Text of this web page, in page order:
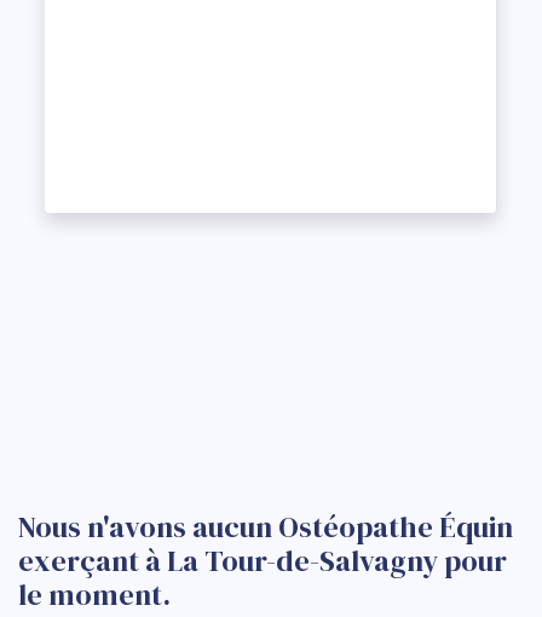
Nous n'avons aucun Ostéopathe Équin
exerçant à La Tour-de-Salvagny pour
le moment.